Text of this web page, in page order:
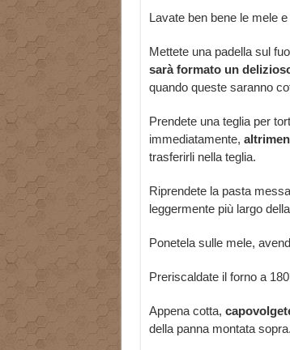
Lavate ben bene le mele
Mettete una padella sul
sarà formato un
quando queste saranno
Prendete una teglia per
immediatamente,
trasferirli nella teglia.
Riprendete la pasta
leggermente più largo
Ponetela sulle mele,
Preriscaldate il forno a
Appena cotta,
della panna montata sopra.